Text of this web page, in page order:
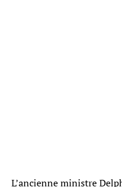
L’ancienne ministre